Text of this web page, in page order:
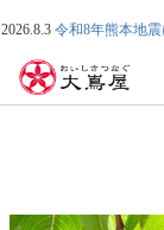
2026.8.3 令和8年熊本地